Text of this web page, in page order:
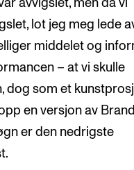
avvigslet, men da vi
lot jeg meg lede
middelet og
– at vi skulle
dog som et
en versjon av
er den nedrigste